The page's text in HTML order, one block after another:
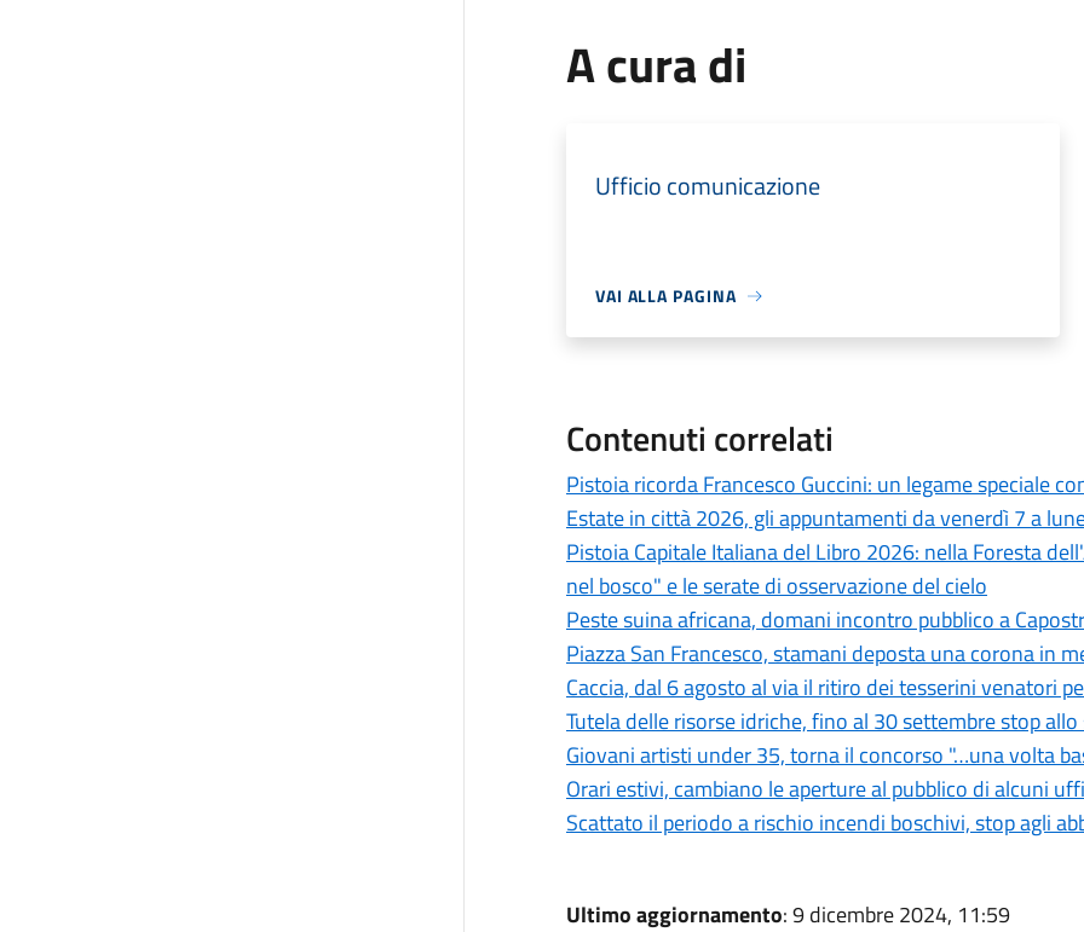
A cura di
Ufficio comunicazione
VAI ALLA PAGINA
Contenuti correlati
Pistoia ricorda Francesco Guccini: un legame speciale
Estate in città 2026, gli appuntamenti da venerdì 7 a
Pistoia Capitale Italiana del Libro 2026: nella Foresta
nel bosco" e le serate di osservazione del cielo
Peste suina africana, domani incontro pubblico a
Piazza San Francesco, stamani deposta una corona in
Caccia, dal 6 agosto al via il ritiro dei tesserini venatori
Tutela delle risorse idriche, fino al 30 settembre stop
Giovani artisti under 35, torna il concorso "…una volta
Orari estivi, cambiano le aperture al pubblico di alcuni
Scattato il periodo a rischio incendi boschivi, stop agli
Ultimo aggiornamento: 9 dicembre 2024, 11:59